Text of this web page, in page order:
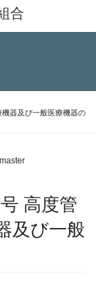
合
機器及び一般医療機器の
高度管
及び一般